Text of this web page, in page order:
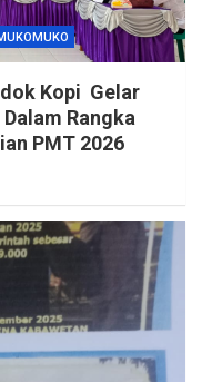
Kopi Gelar
Rangka
PMT 2026